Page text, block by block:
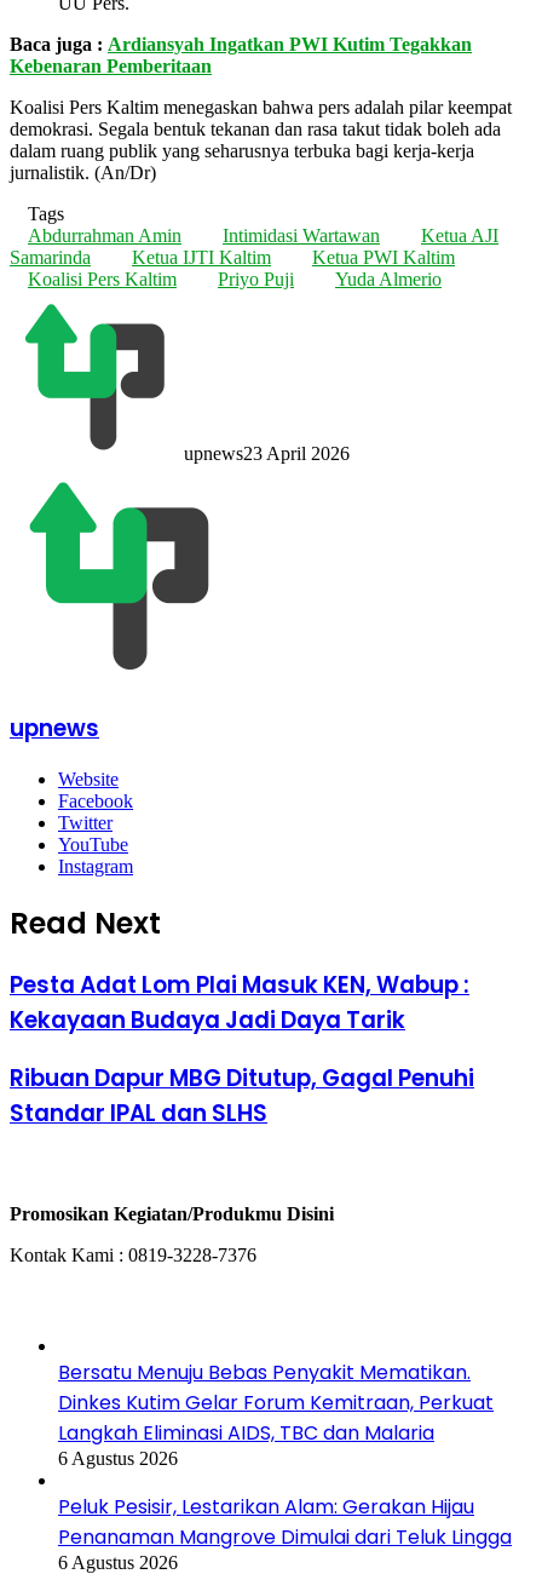
Baca juga : Ardiansyah Ingatkan PWI Kutim Tegakkan
Kebenaran Pemberitaan
Koalisi Pers Kaltim menegaskan bahwa pers adalah pilar keempat
demokrasi. Segala bentuk tekanan dan rasa takut tidak boleh ada
dalam ruang publik yang seharusnya terbuka bagi kerja-kerja
jurnalistik. (An/Dr)
Tags
Abdurrahman Amin
Intimidasi Wartawan
Ketua AJI
Samarinda
Ketua IJTI Kaltim
Ketua PWI Kaltim
Koalisi Pers Kaltim
Priyo Puji Yuda Almerio
upnews23 April 2026
upnews
Website
Facebook
Twitter
YouTube
Instagram
Read Next
Pesta Adat Lom Plai Masuk KEN, Wabup :
Kekayaan Budaya Jadi Daya Tarik
Ribuan Dapur MBG Ditutup, Gagal Penuhi
Standar IPAL dan SLHS
Promosikan Kegiatan/Produkmu Disini
Kontak Kami : 0819-3228-7376
Bersatu Menuju Bebas Penyakit Mematikan.
Dinkes Kutim Gelar Forum Kemitraan, Perkuat
Langkah Eliminasi AIDS, TBC dan Malaria
6 Agustus 2026
Peluk Pesisir, Lestarikan Alam: Gerakan Hijau
Penanaman Mangrove Dimulai dari Teluk Lingga
6 Agustus 2026